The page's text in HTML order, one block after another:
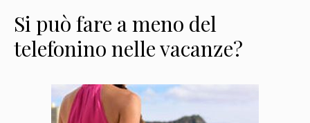
Si può fare a meno del
telefonino nelle vacanze?